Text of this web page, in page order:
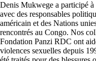
Denis Mukwege a participé à
avec des responsables
américain et des Nations
rencontrés au Congo. Nos
Fondation Panzi RDC ont
violences sexuelles depuis